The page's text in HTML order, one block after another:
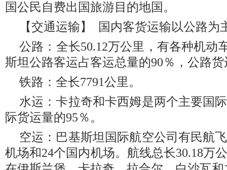
国公民自费出国旅游目的地国。
【交通运输】 国内客货运输以公路为
公路：全长50.12万公里，有各种机动
斯坦公路客运占客运总量的90％，公路
铁路：全长7791公里。
水运：卡拉奇和卡西姆是两个主要国
际货运量的95％。
空运：巴基斯坦国际航空公司有民航
机场和24个国内机场。航线总长30.18万